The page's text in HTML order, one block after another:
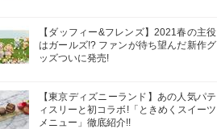
【ダッフィー&フレンズ】2021春の主役
はガールズ!? ファンが待ち望んだ新作グ
ッズついに発売!
【東京ディズニーランド】あの人気パテ
ィスリーと初コラボ!「ときめくスイーツ
メニュー」徹底紹介!!